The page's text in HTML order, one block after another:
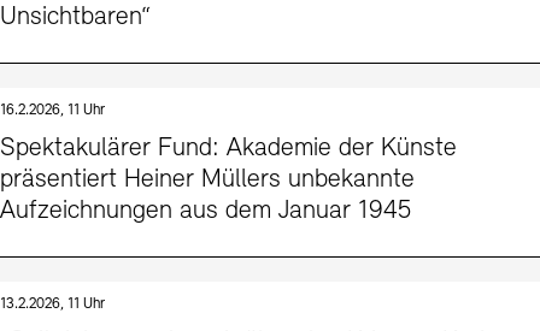
Unsichtbaren“
16.2.2026, 11 Uhr
Spektakulärer Fund: Akademie der Künste
präsentiert Heiner Müllers unbekannte
Aufzeichnungen aus dem Januar 1945
13.2.2026, 11 Uhr